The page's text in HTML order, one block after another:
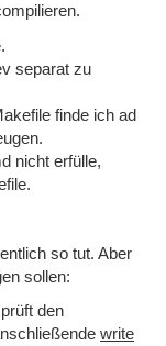
separat zu
finde ich ad
nicht erfülle,
so tut. Aber
sollen:
prüft den
write